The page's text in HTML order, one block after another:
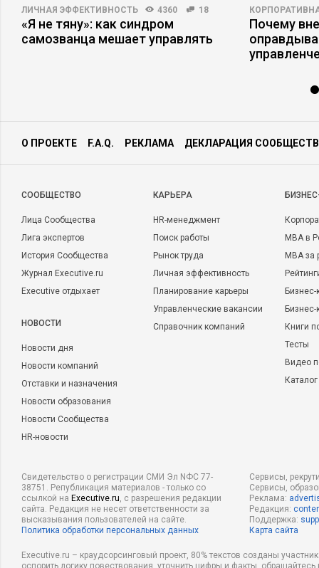
ЛИЧНАЯ ЭФФЕКТИВНОСТЬ 4360 18
«Я не тяну»: как синдром
самозванца мешает управлять
Почему
О ПРОЕКТЕ F.A.Q. РЕКЛАМА ДЕКЛАРАЦИЯ
CООБЩЕСТВО
Лица Сообщества
Лига экспертов
История Сообщества
Журнал Executive.ru
Executive отдыхает
НОВОСТИ
Новости дня
Новости компаний
Отставки и назначения
Новости образования
Новости Сообщества
HR-новости
КАРЬЕРА
HR-менеджмент
Поиск работы
Рынок труда
Личная эффективность
Планирование карьеры
Управленческие вакансии
Справочник компаний
MBA в
MBA
Бизнес-
Книги
Тесты
Видео
Свидетельство о регистрации СМИ Эл NФС 77-
38751. Републикация материалов - только со
ссылкой на Executive.ru, с разрешения редакции
сайта. Редакция не несет ответственности за
высказывания пользователей на сайте.
Политика обработки персональных данных
Сервисы,
Сервисы,
Реклама:
Редакция:
Поддержка:
Карта сайта
Executive.ru – краудсорсинговый проект, 80% текстов созданы
оспорить логику повествования, уточнить цифры и факты,